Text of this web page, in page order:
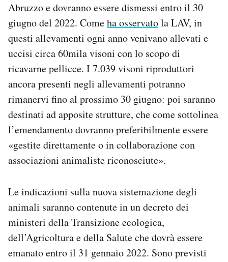
Abruzzo e dovranno essere dismessi entro il 30
giugno del 2022. Comeha osservatola LAV, in
questi allevamenti ogni anno venivano allevati e
uccisi circa 60mila visoni con lo scopo di
ricavarne pellicce. I 7.039 visoni riproduttori
ancora presenti negli allevamenti potranno
rimanervi fino al prossimo 30 giugno: poi saranno
destinati ad apposite strutture, che come sottolinea
l’emendamento dovranno preferibilmente essere
«gestite direttamente o in collaborazione con
associazioni animaliste riconosciute».
Le indicazioni sulla nuova sistemazione degli
animali saranno contenute in un decreto dei
ministeri della Transizione ecologica,
dell’Agricoltura e della Salute che dovrà essere
emanato entro il 31 gennaio 2022. Sono previsti